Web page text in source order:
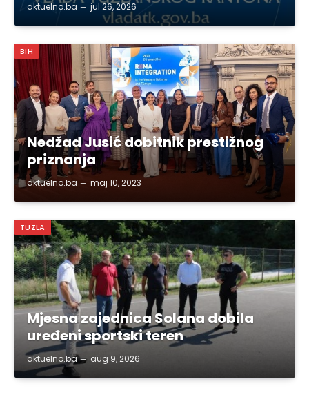
aktuelno.ba jul 26, 2026
BIH
Nedžad Jusić dobitnik prestižnog
priznanja
aktuelno.ba maj 10, 2023
TUZLA
Mjesna zajednica Solana dobila
uređeni sportski teren
aktuelno.ba aug 9, 2026